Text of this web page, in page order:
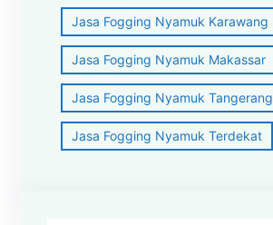
Jasa Fogging Nyamuk Karawang
Jasa Fogging Nyamuk Makassar
Jasa Fogging Nyamuk Tangerang
Jasa Fogging Nyamuk Terdekat